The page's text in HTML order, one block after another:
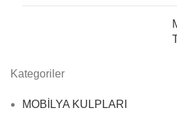
Kategoriler
MOBİLYA KULPLARI